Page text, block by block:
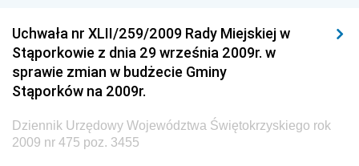
Dziennik Urzędowy Ministra Infrastruktury i
Budownictwa
Dziennik Urzędowy Ministra Gospodarki Morskiej i
Dziennik Urzędowy Ministra Energii
Uchwała nr XLII/259/2009 Rady Miejskiej w
Stąporkowie z dnia 29 września 2009r. w
sprawie zmian w budżecie Gminy
Stąporków na 2009r.
Dziennik Urzędowy Województwa Świętokrzyskiego rok
2009 nr 475 poz. 3455